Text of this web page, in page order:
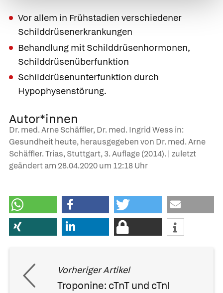
Vor allem in Frühstadien verschiedener
Schilddrüsenerkrankungen
Behandlung mit Schilddrüsenhormonen,
Schilddrüsenüberfunktion
Schilddrüsenunterfunktion durch
Hypophysenstörung.
Autor*innen
Dr. med. Arne Schäffler, Dr. med. Ingrid Wess in:
Gesundheit heute, herausgegeben von Dr. med. Arne
Schäffler. Trias, Stuttgart, 3. Auflage (2014). | zuletzt
geändert am 28.04.2020um 12:18 Uhr
Vorheriger Artikel
Troponine: cTnT und cTnI